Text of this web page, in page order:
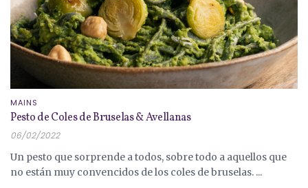
MAINS
Pesto de Coles de Bruselas & Avellanas
06/02/2022
Un pesto que sorprende a todos, sobre todo a aquellos que
no están muy convencidos de los coles de bruselas. ...